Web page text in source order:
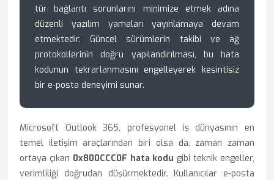
tür bağlantı sorunlarını minimize etmek adına
düzenli yazılım yamaları yayınlamaya devam
etmektedir. Güncel sürümlerin takibi ve ağ
protokollerinin doğru yapılandırılması, bu hata
kodunun tekrarlanmasını engelleyerek kesintisiz
bir e-posta deneyimi sunar.
Microsoft Outlook 365, profesyonel iş dünyasının en
temel iletişim araçlarından biri olsa da, zaman zaman
ortaya çıkan 0x800CCC0F hata kodu gibi teknik engeller,
verimliliği doğrudan düşürmektedir. Kullanıcılar e-posta